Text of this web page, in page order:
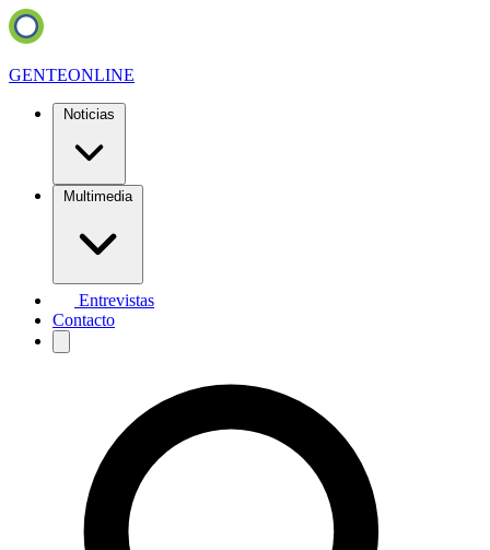
GENTEONLINE
Noticias
Multimedia
Entrevistas
Contacto